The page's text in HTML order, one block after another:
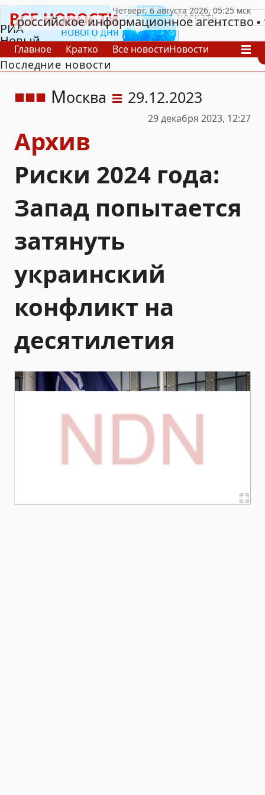
РИА
Новый
День
российское информационное агентство
Главное Кратко Все новостиНовости
В России
В мире
Последние новости
Москва 29.12.2023
29 декабря 2023, 12:27
Архив
Риски 2024 года:
Запад попытается
затянуть
украинский
конфликт на
десятилетия